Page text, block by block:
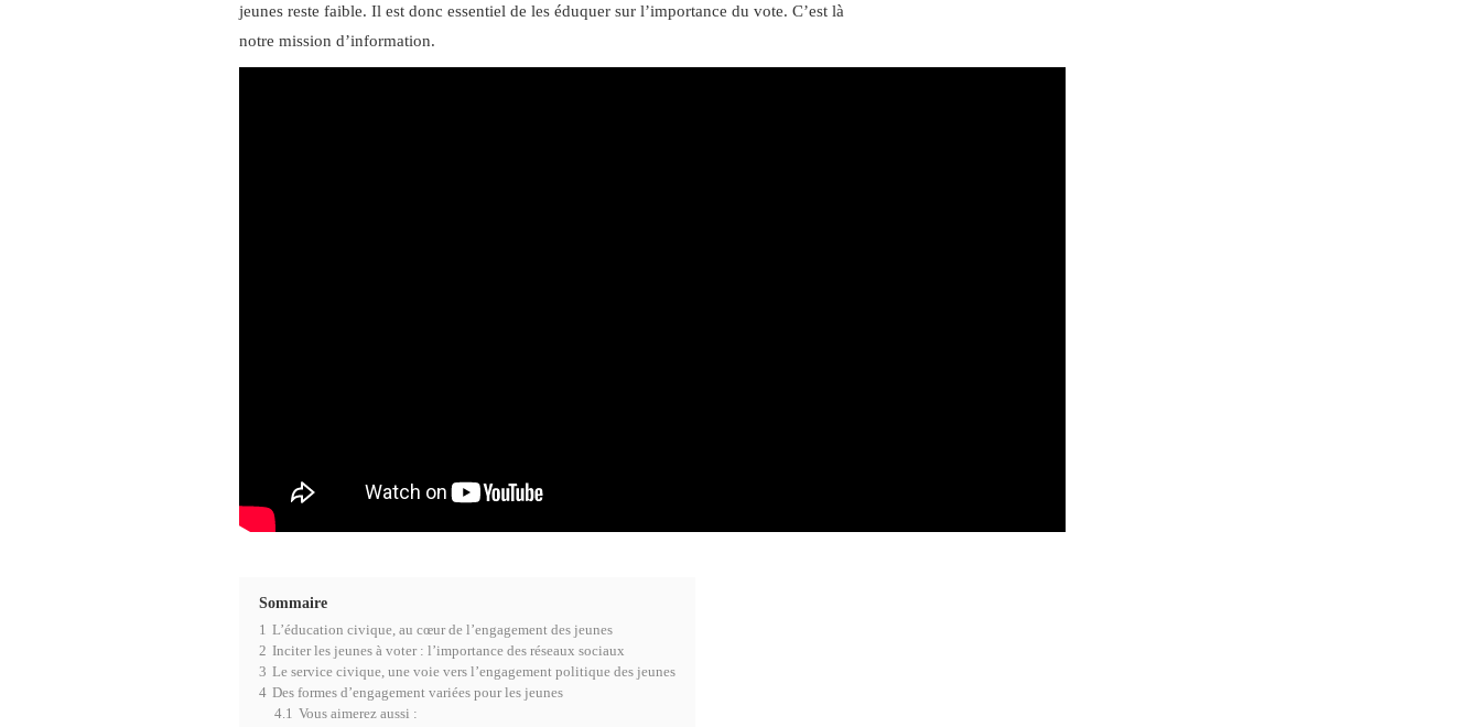
jeunes reste faible. Il est donc essentiel de les éduquer sur l’importance du vote. C’est là
notre mission d’information.
Sommaire
1 L’éducation civique, au cœur de l’engagement des jeunes
2 Inciter les jeunes à voter : l’importance des réseaux sociaux
3 Le service civique, une voie vers l’engagement politique des jeunes
4 Des formes d’engagement variées pour les jeunes
4.1 Vous aimerez aussi :